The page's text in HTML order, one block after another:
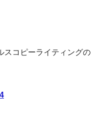
スコピーライティングの